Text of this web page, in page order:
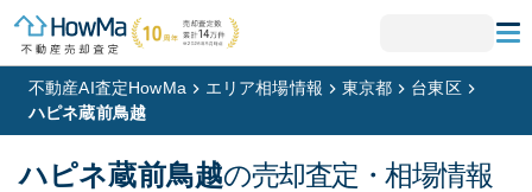
不動産AI査定HowMa エリア相場情報 東京都
台東区
ハピネ蔵前鳥越
ハピネ蔵前鳥越の売却査定・相場情報